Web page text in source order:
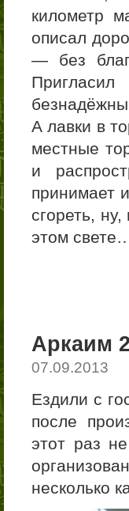
километр
описал
— без
А лавки в
местные
и
принимает
сгореть,
этом
Аркаим
07.09.2013
Ездили с
после
этот раз
несколько